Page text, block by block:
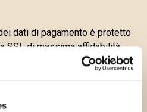
dati di pagamento è protetto
SSL di massima affidabilità.
ulteriormente protetti dalla
dispositivo crittografico
di sicurezza online